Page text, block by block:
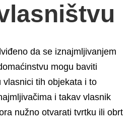
da se iznajmljivanjem
mogu baviti
tih objekata i to
i takav vlasnik
nužno otvarati tvrtku ili obrt